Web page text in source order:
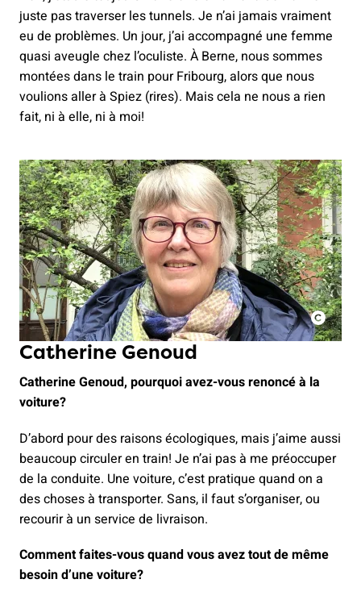
juste pas traverser les tunnels. Je n’ai jamais vraiment
eu de problèmes. Un jour, j’ai accompagné une femme
quasi aveugle chez l’oculiste. À Berne, nous sommes
montées dans le train pour Fribourg, alors que nous
voulions aller à Spiez (rires). Mais cela ne nous a rien
fait, ni à elle, ni à moi!
Catherine Genoud
Catherine Genoud, pourquoi avez-vous renoncé à la
voiture?
D’abord pour des raisons écologiques, mais j’aime aussi
beaucoup circuler en train! Je n’ai pas à me préoccuper
de la conduite. Une voiture, c’est pratique quand on a
des choses à transporter. Sans, il faut s’organiser, ou
recourir à un service de livraison.
Comment faites-vous quand vous avez tout de même
besoin d’une voiture?